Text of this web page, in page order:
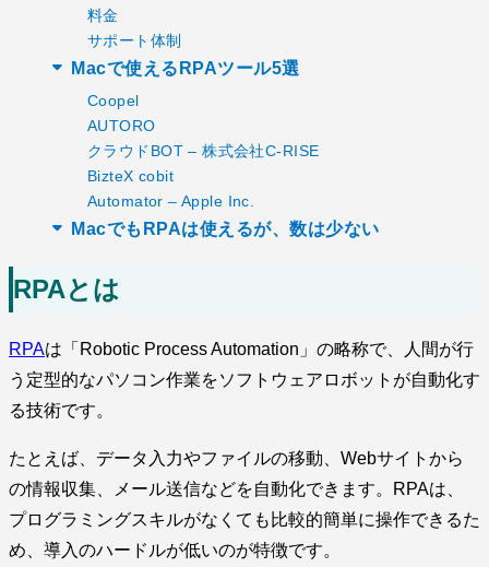
料金
サポート体制
Macで使えるRPAツール5選
Coopel
AUTORO
クラウドBOT – 株式会社C-RISE
BizteX cobit
Automator – Apple Inc.
MacでもRPAは使えるが、数は少ない
RPAとは
RPAは「Robotic Process Automation」の略称で、人間が行
う定型的なパソコン作業をソフトウェアロボットが自動化す
る技術です。
たとえば、データ入力やファイルの移動、Webサイトから
の情報収集、メール送信などを自動化できます。RPAは、
プログラミングスキルがなくても比較的簡単に操作できるた
め、導入のハードルが低いのが特徴です。